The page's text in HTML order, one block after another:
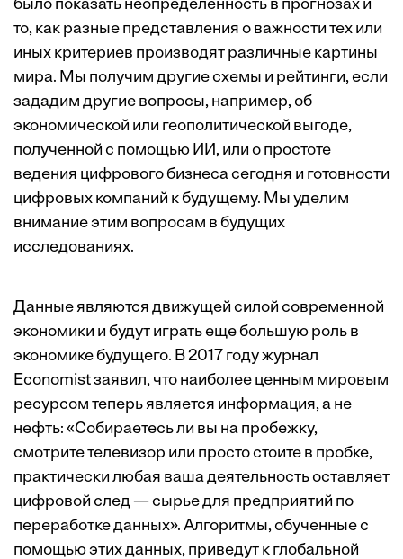
было показать неопределенность в прогнозах и
то, как разные представления о важности тех или
иных критериев производят различные картины
мира. Мы получим другие схемы и рейтинги, если
зададим другие вопросы, например, об
экономической или геополитической выгоде,
полученной с помощью ИИ, или о простоте
ведения цифрового бизнеса сегодня и готовности
цифровых компаний к будущему. Мы уделим
внимание этим вопросам в будущих
исследованиях.
Данные являются движущей силой современной
экономики и будут играть еще большую роль в
экономике будущего. В 2017 году журнал
Economistзаявил, что наиболее ценным мировым
ресурсом теперь является информация, а не
нефть: «Собираетесь ли вы на пробежку,
смотрите телевизор или просто стоите в пробке,
практически любая ваша деятельность оставляет
цифровой след — сырье для предприятий по
переработке данных». Алгоритмы, обученные с
помощью этих данных, приведут к глобальной